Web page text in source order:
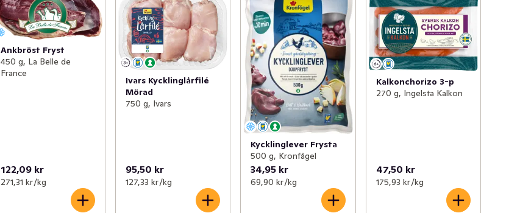
Ankbröst Fryst
450 g, La Belle de
France
122,09 kr
271,31 kr /kg
Ivars Kycklinglårfilé
Mörad
750 g, Ivars
95,50 kr
127,33 kr /kg
Kycklinglever Frysta
500 g, Kronfågel
34,95 kr
69,90 kr /kg
Kalkonchorizo 3-p
270 g, Ingelsta Kalkon
47,50 kr
175,93 kr /kg